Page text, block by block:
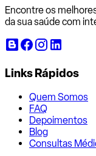
Encontre os
da sua saúde com
Links Rápidos
Quem Somos
FAQ
Depoimentos
Blog
Consultas